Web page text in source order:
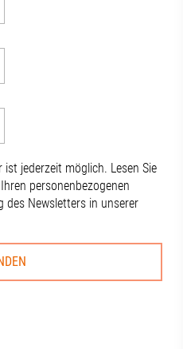
jederzeit möglich. Lesen Sie
personenbezogenen
des Newsletters in unserer